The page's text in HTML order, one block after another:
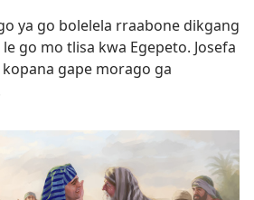
ya go bolelela rraabone dikgang
go mo tlisa kwa Egepeto. Josefa
gape morago ga